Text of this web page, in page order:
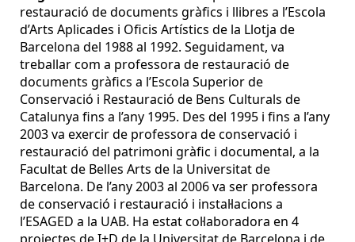
restauració de documents gràfics i llibres a l’Escola
d’Arts Aplicades i Oficis Artístics de la Llotja de
Barcelona del 1988 al 1992. Seguidament, va
treballar com a professora de restauració de
documents gràfics a l’Escola Superior de
Conservació i Restauració de Bens Culturals de
Catalunya fins a l’any 1995. Des del 1995 i fins a l’any
2003 va exercir de professora de conservació i
restauració del patrimoni gràfic i documental, a la
Facultat de Belles Arts de la Universitat de
Barcelona. De l’any 2003 al 2006 va ser professora
de conservació i restauració i instal·lacions a
l’ESAGED a la UAB. Ha estat col·laboradora en 4